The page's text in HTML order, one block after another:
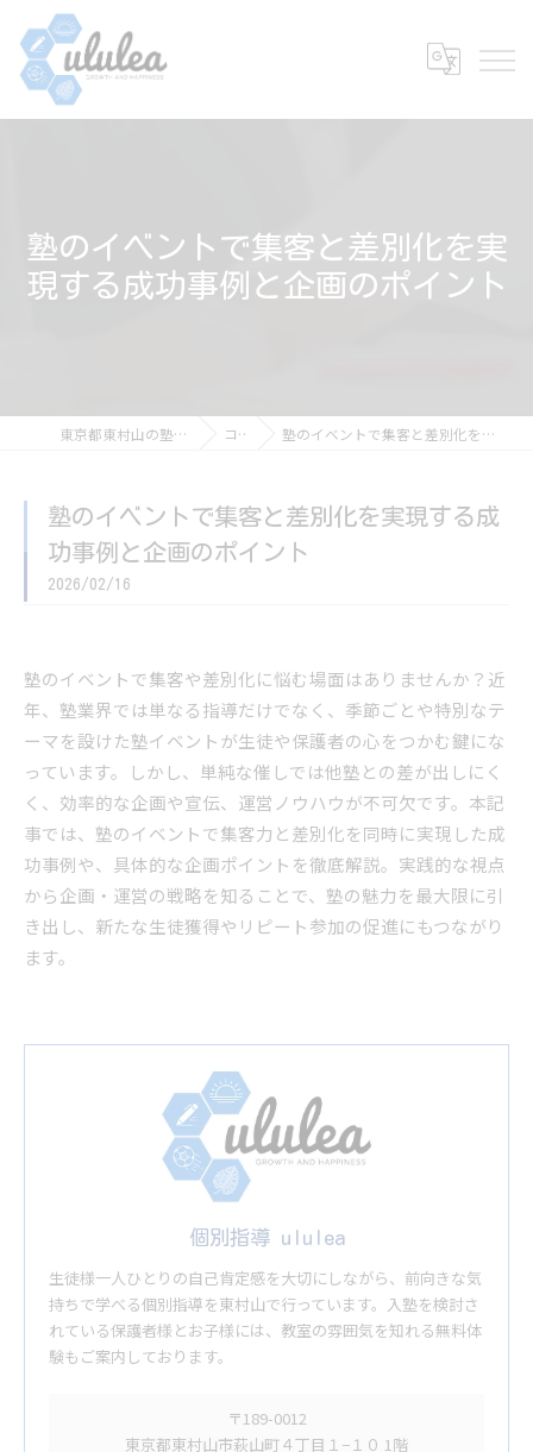
塾のイベントで集客と差別化を実
現する成功事例と企画のポイント
東京都東村山の塾なら個別指導 ululea コラム 塾のイベントで集客と差別化を実現する成功事例と企画のポイント
塾のイベントで集客と差別化を実現する成
功事例と企画のポイント
2026/02/16
塾のイベントで集客や差別化に悩む場面はありませんか？近
年、塾業界では単なる指導だけでなく、季節ごとや特別なテ
ーマを設けた塾イベントが生徒や保護者の心をつかむ鍵にな
っています。しかし、単純な催しでは他塾との差が出しにく
く、効率的な企画や宣伝、運営ノウハウが不可欠です。本記
事では、塾のイベントで集客力と差別化を同時に実現した成
功事例や、具体的な企画ポイントを徹底解説。実践的な視点
から企画・運営の戦略を知ることで、塾の魅力を最大限に引
き出し、新たな生徒獲得やリピート参加の促進にもつながり
ます。
個別指導 ululea
生徒様一人ひとりの自己肯定感を大切にしながら、前向きな気
持ちで学べる個別指導を東村山で行っています。入塾を検討さ
れている保護者様とお子様には、教室の雰囲気を知れる無料体
験もご案内しております。
〒189-0012
東京都東村山市萩山町４丁目１−１０ 1階